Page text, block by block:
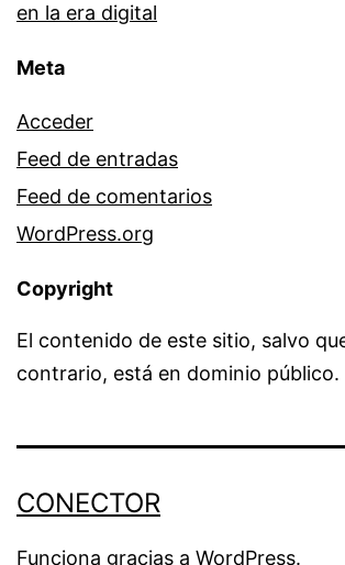
en la era digital
Meta
Acceder
Feed de entradas
Feed de comentarios
WordPress.org
Copyright
El contenido de este sitio, salvo
contrario, está en dominio público.
CONECTOR
Funciona gracias a WordPress.